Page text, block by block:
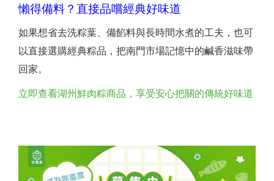
懶得備料？直接品嚐經典好味道
如果想省去洗粽葉、備餡料與長時間水煮的工夫，也可
以直接選購經典粽品，把南門市場記憶中的鹹香滋味帶
回家。
立即查看湖州鮮肉粽商品，享受安心把關的傳統好味道